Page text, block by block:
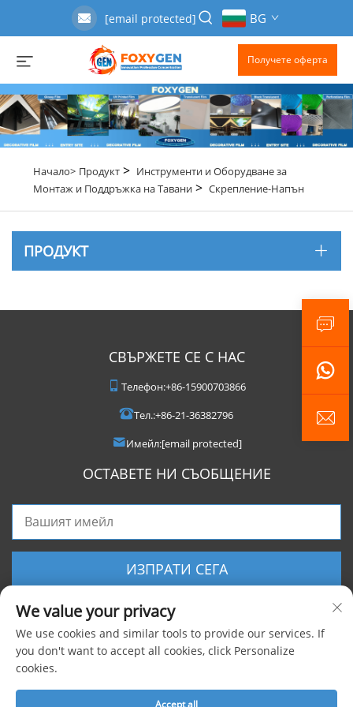
[email protected] BG
Получете оферта
Начало> Продукт> Инструменти и Оборудване за
Монтаж и Поддръжка на Тавани> Скрепление-Напън
ПРОДУКТ
СВЪРЖЕТЕ СЕ С НАС
Телефон:+86-15900703866
Тел.:+86-21-36382796
Имейл:[email protected]
ОСТАВЕТЕ НИ СЪОБЩЕНИЕ
ИЗПРАТИ СЕГА
Всички права запазени © 2025 Shanghai Foxygen Industrial Co., Ltd. |
We value your privacy
We use cookies and similar tools to provide our services. If
you don't want to accept all cookies, click Personalize
cookies.
Accept all